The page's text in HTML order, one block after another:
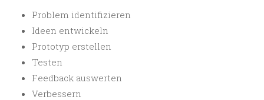
Problem identifizieren
Ideen entwickeln
Prototyp erstellen
Testen
Feedback auswerten
Verbessern